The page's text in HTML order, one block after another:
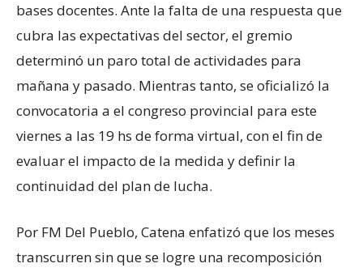
bases docentes. Ante la falta de una respuesta que
cubra las expectativas del sector, el gremio
determinó un paro total de actividades para
mañana y pasado. Mientras tanto, se oficializó la
convocatoria a el congreso provincial para este
viernes a las 19 hs de forma virtual, con el fin de
evaluar el impacto de la medida y definir la
continuidad del plan de lucha.
Por FM Del Pueblo, Catena enfatizó que los meses
transcurren sin que se logre una recomposición